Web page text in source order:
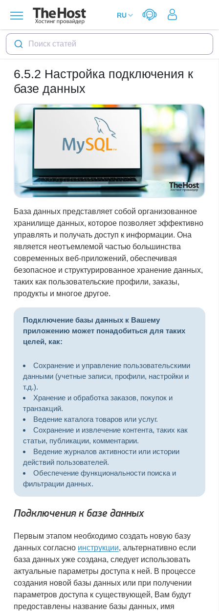
Поиск статей
6.5.2 Настройка подключения к
базе данных
База данных представляет собой организованное
хранилище данных, которое позволяет эффективно
управлять и получать доступ к информации. Она
является неотъемлемой частью большинства
современных веб-приложений, обеспечивая
безопасное и структурированное хранение данных,
таких как пользовательские профили, заказы,
продукты и многое другое.
Подключение базы данных к Вашему
приложению может понадобиться для таких
целей, как:
Сохранение и управление пользовательскими
данными (учетные записи, профили, настройки и
т.д.).
Хранение и обработка заказов, покупок и
транзакций.
Ведение каталога товаров или услуг.
Сохранение и извлечение контента, таких как
статьи, публикации, комментарии.
Ведение журналов активности или истории
действий пользователей.
Обеспечение функциональности поиска и
фильтрации данных.
Подключения к базе данных
Первым этапом необходимо создать новую базу
данных согласно инструкции, альтернативно если
база данных уже создана, следует использовать
актуальные параметры доступа к ней. В процессе
создания новой базы данных или при получении
параметров доступа к существующей, Вам будут
предоставлены название базы данных, имя